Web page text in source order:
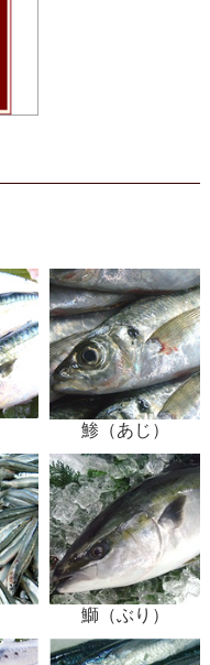
鯵（あじ）
鰤（ぶり）